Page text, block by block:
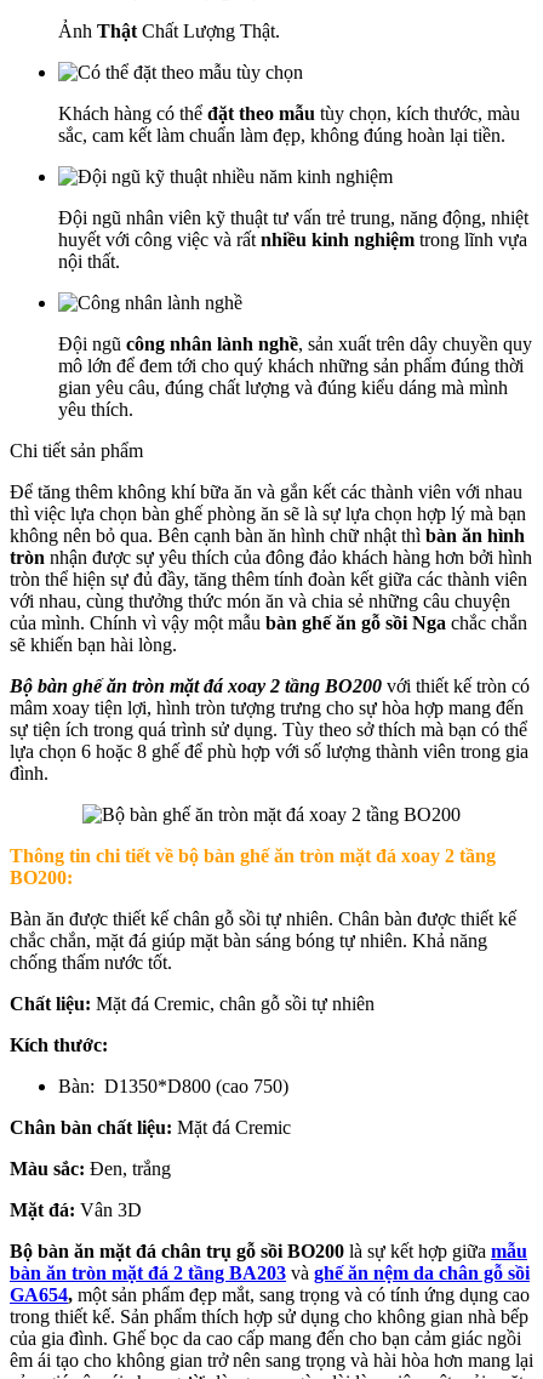
Ảnh Thật Chất Lượng Thật.
Khách hàng có thể đặt theo mẫu tùy chọn, kích thước, màu
sắc, cam kết làm chuẩn làm đẹp, không đúng hoàn lại tiền.
Đội ngũ nhân viên kỹ thuật tư vấn trẻ trung, năng động, nhiệt
huyết với công việc và rất nhiều kinh nghiệm trong lĩnh vựa
nội thất.
Đội ngũ công nhân lành nghề, sản xuất trên dây chuyền quy
mô lớn để đem tới cho quý khách những sản phẩm đúng thời
gian yêu câu, đúng chất lượng và đúng kiểu dáng mà mình
yêu thích.
Chi tiết sản phẩm
Để tăng thêm không khí bữa ăn và gắn kết các thành viên với nhau
thì việc lựa chọn bàn ghế phòng ăn sẽ là sự lựa chọn hợp lý mà bạn
không nên bỏ qua. Bên cạnh bàn ăn hình chữ nhật thì bàn ăn hình
tròn nhận được sự yêu thích của đông đảo khách hàng hơn bởi hình
tròn thể hiện sự đủ đầy, tăng thêm tính đoàn kết giữa các thành viên
với nhau, cùng thưởng thức món ăn và chia sẻ những câu chuyện
của mình. Chính vì vậy một mẫu bàn ghế ăn gỗ sồi Nga chắc chắn
sẽ khiến bạn hài lòng.
Bộ bàn ghế ăn tròn mặt đá xoay 2 tầng BO200 với thiết kế tròn có
mâm xoay tiện lợi, hình tròn tượng trưng cho sự hòa hợp mang đến
sự tiện ích trong quá trình sử dụng. Tùy theo sở thích mà bạn có thể
lựa chọn 6 hoặc 8 ghế để phù hợp với số lượng thành viên trong gia
đình.
Thông tin chi tiết về bộ bàn ghế ăn tròn mặt đá xoay 2 tầng
BO200:
Bàn ăn được thiết kế chân gỗ sồi tự nhiên. Chân bàn được thiết kế
chắc chắn, mặt đá giúp mặt bàn sáng bóng tự nhiên. Khả năng
chống thấm nước tốt.
Chất liệu: Mặt đá Cremic, chân gỗ sồi tự nhiên
Kích thước:
Bàn: D1350*D800 (cao 750)
Chân bàn chất liệu: Mặt đá Cremic
Màu sắc: Đen, trắng
Mặt đá: Vân 3D
Bộ bàn ăn mặt đá chân trụ gỗ sồi BO200 là sự kết hợp giữa mẫu
bàn ăn tròn mặt đá 2 tầng BA203 và ghế ăn nệm da chân gỗ sồi
GA654, một sản phẩm đẹp mắt, sang trọng và có tính ứng dụng cao
trong thiết kế. Sản phẩm thích hợp sử dụng cho không gian nhà bếp
của gia đình. Ghế bọc da cao cấp mang đến cho bạn cảm giác ngồi
êm ái tạo cho không gian trở nên sang trọng và hài hòa hơn mang lại